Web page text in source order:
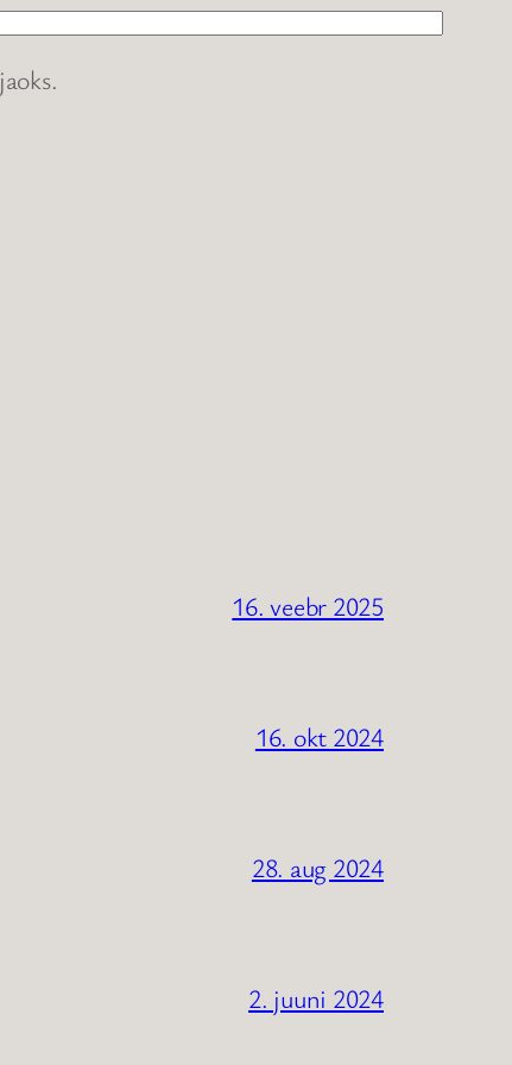
16. veebr 2025
16. okt 2024
28. aug 2024
2. juuni 2024